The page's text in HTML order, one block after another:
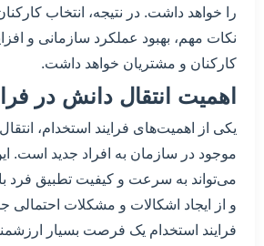
را خواهد داشت. در نتیجه، انتخاب
نکات مهم، بهبود عملکرد سازمانی و
کارکنان و مشتریان خواهد داشت.
اهمیت انتقال دانش در
یکی از اهمیت‌های فرایند استخدام،
موجود در سازمان به افراد جدید است.
می‌تواند به سرعت و کیفیت تطبیق فرد
و از ایجاد اشکالات و مشکلات احتمالی
فرایند استخدام یک فرصت بسیار